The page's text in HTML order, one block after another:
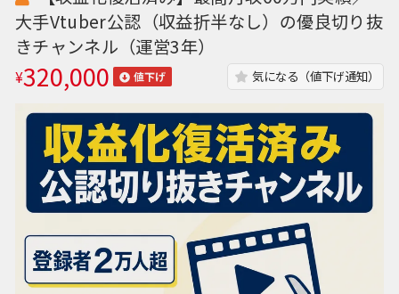
大手Vtuber公認（収益折半なし）の優良切り抜
きチャンネル（運営3年）
¥320,000 値下げ 気になる（値下げ通知）